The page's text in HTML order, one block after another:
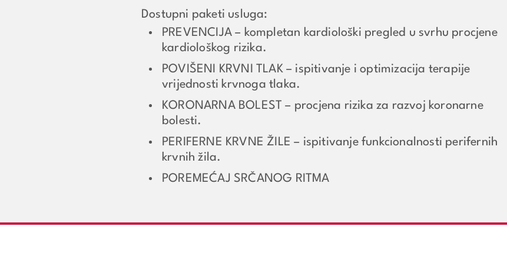
Dostupni paketi usluga:
PREVENCIJA – kompletan kardiološki pregled u svrhu procjene
kardiološkog rizika.
POVIŠENI KRVNI TLAK – ispitivanje i optimizacija terapije
vrijednosti krvnoga tlaka.
KORONARNA BOLEST – procjena rizika za razvoj koronarne
bolesti.
PERIFERNE KRVNE ŽILE – ispitivanje funkcionalnosti perifernih
krvnih žila.
POREMEĆAJ SRČANOG RITMA